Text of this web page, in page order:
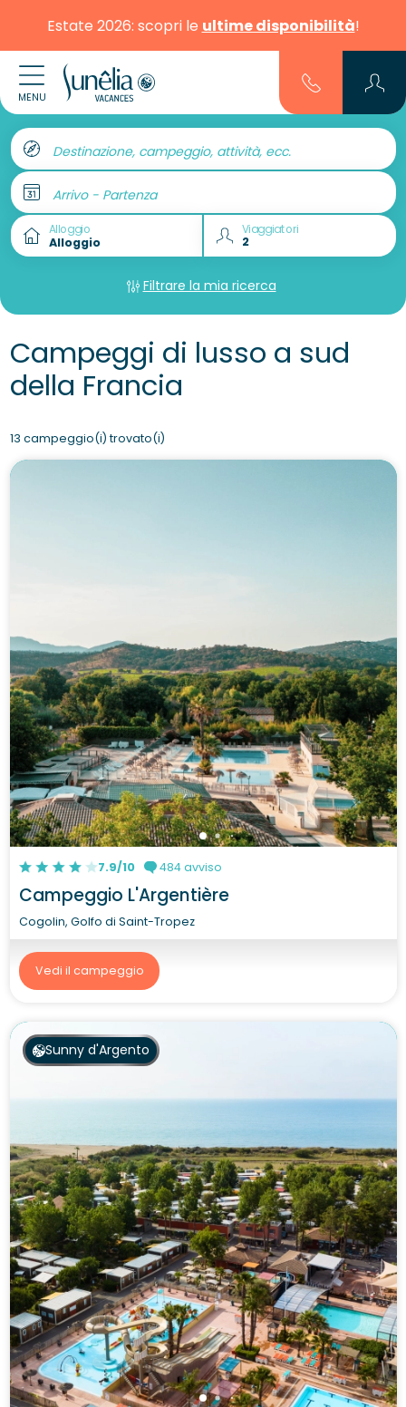
Estate 2026: scopri le ultime disponibilità!
MENU
Destinazione, campeggio, attività, ecc.
Arrivo - Partenza
Alloggio Viaggiatori
Filtrare la mia ricerca
Campeggi di lusso a sud
della Francia
13 campeggio(i) trovato(i)
7.9/10 484 avviso
Campeggio L'Argentière
Cogolin, Golfo di Saint-Tropez
Vedi il campeggio
Sunny d'Argento